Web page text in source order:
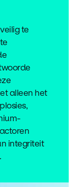
te
alleen het
integriteit